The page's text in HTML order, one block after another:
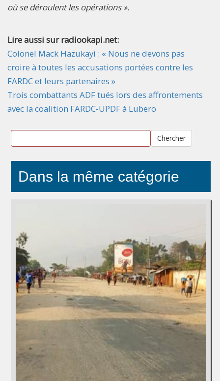
où se déroulent les opérations ».
Lire aussi sur radiookapi.net:
Colonel Mack Hazukayi : « Nous ne devons pas
croire à toutes les accusations portées contre les
FARDC et leurs partenaires »
Trois combattants ADF tués lors des affrontements
avec la coalition FARDC-UPDF à Lubero
Chercher
Dans la même catégorie